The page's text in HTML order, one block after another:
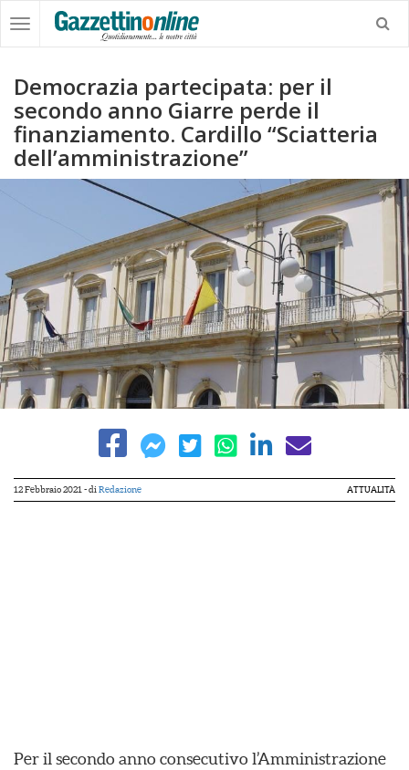
Democrazia partecipata: per il
secondo anno Giarre perde il
finanziamento. Cardillo “Sciatteria
dell’amministrazione”
12 Febbraio 2021 - di Redazione ATTUALITÀ
Per il secondo anno consecutivo l’Amministrazione